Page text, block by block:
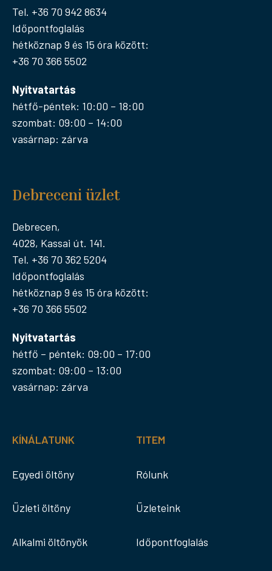
Tel. +36 70 942 8634
Időpontfoglalás
hétköznap 9 és 15 óra között:
+36 70 366 5502
Nyitvatartás
hétfő-péntek: 10:00 – 18:00
szombat: 09:00 – 14:00
vasárnap: zárva
Debreceni üzlet
Debrecen,
4028, Kassai út. 141.
Tel. +36 70 362 5204
Időpontfoglalás
hétköznap 9 és 15 óra között:
+36 70 366 5502
Nyitvatartás
hétfő – péntek: 09:00 – 17:00
szombat: 09:00 – 13:00
vasárnap: zárva
KÍNÁLATUNK
Egyedi öltöny
Üzleti öltöny
Alkalmi öltönyök
TITEM
Rólunk
Üzleteink
Időpontfoglalás